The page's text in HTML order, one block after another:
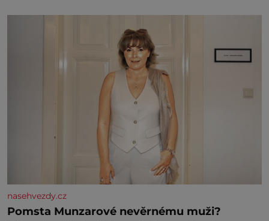
jednoduchost, měkkost a bezpečí, proto by pokoj
nasehvezdy.cz
Pomsta Munzarové nevěrnému muži?